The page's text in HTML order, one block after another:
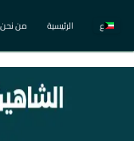
ع الرئيسية من نحن